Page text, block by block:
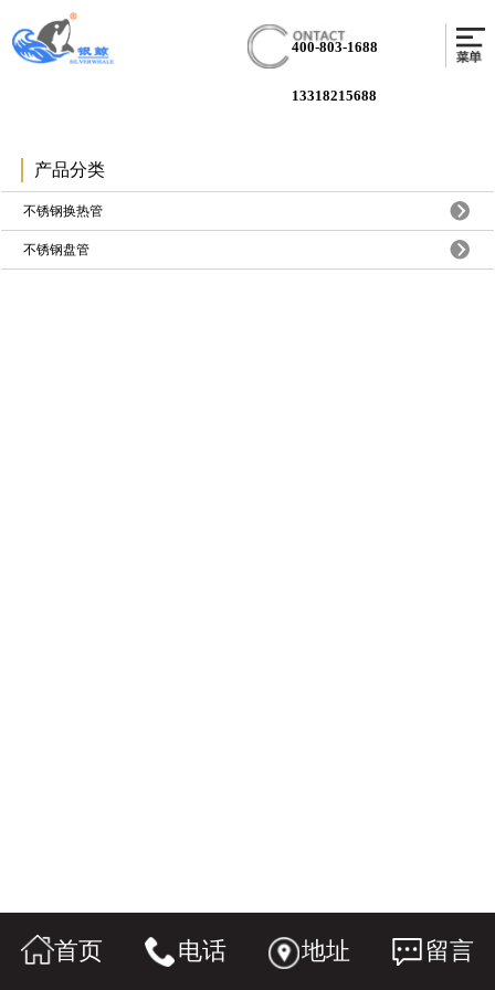
400-803-1688
13318215688
产品分类
不锈钢换热管
不锈钢盘管
首页 电话 地址 留言